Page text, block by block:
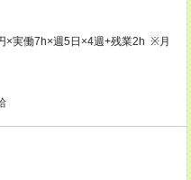
実働7h×週5日×4週+残業2h ※月